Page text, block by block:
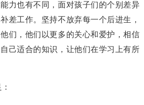
力也有不同，面对孩子们的个别差异
差工作。坚持不放弃每一个后进生，
们，他们以更多的关心和爱护，相信
己适合的知识，让他们在学习上有所